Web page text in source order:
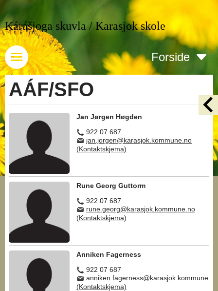
Kárášjoga skuvla / Karasjok skole
Forside
AÁF/SFO
Jan Jørgen Høgden
922 07 687
jan.jorgen@karasjok.kommune.no
(Kontaktskjema)
Rune Georg Guttorm
922 07 687
rune.georg@karasjok.kommune.no
(Kontaktskjema)
Anniken Fagerness
922 07 687
anniken.fagerness@karasjok.kommune.no
(Kontaktskjema)